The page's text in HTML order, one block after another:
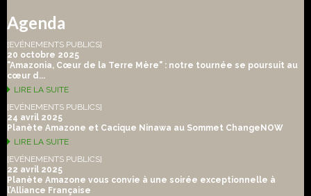
Agenda
[EVÉNEMENTS PUBLICS]
20 octobre 2025
"Amazonia, Cœur de la Terre Mère" : notre tournée se poursuit au
cœur d...
LIRE LA SUITE
[EVÉNEMENTS PUBLICS]
24 avril 2025
Planète Amazone et Cacique Ninawa au Sommet ChangeNOW
LIRE LA SUITE
[EVÉNEMENTS PUBLICS]
22 avril 2025
Planète Amazone vous convie à une soirée exceptionnelle à
l’Alliance Française